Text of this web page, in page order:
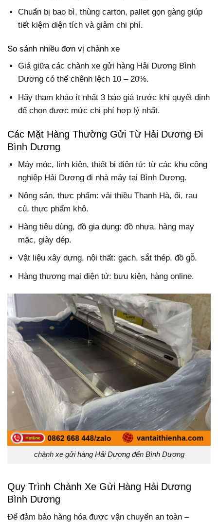
Chuẩn bị bao bì, thùng carton, pallet gọn gàng giúp
tiết kiệm diện tích và giảm chi phí.
So sánh nhiều đơn vị chành xe
Giá giữa các chành xe gửi hàng Hải Dương Bình
Dương có thể chênh lệch 10 – 20%.
Hãy tham khảo ít nhất 3 báo giá trước khi quyết định
để chọn được mức chi phí hợp lý nhất.
Các Mặt Hàng Thường Gửi Từ Hải Dương Đi
Bình Dương
Máy móc, linh kiện, thiết bị điện tử: từ các khu công
nghiệp Hải Dương đi nhà máy tại Bình Dương.
Nông sản, thực phẩm: vải thiều Thanh Hà, ổi, rau
củ, thực phẩm khô.
Hàng tiêu dùng, đồ gia dụng: đồ nhựa, hàng may
mặc, giày dép.
Vật liệu xây dựng, nội thất: gạch, sắt thép, đồ gỗ.
Hàng thương mại điện tử: bưu kiện, hàng online.
chành xe gửi hàng Hải Dương đến Bình Dương
Quy Trình Chành Xe Gửi Hàng Hải Dương
Bình Dương
Để đảm bảo hàng hóa được vận chuyển an toàn –